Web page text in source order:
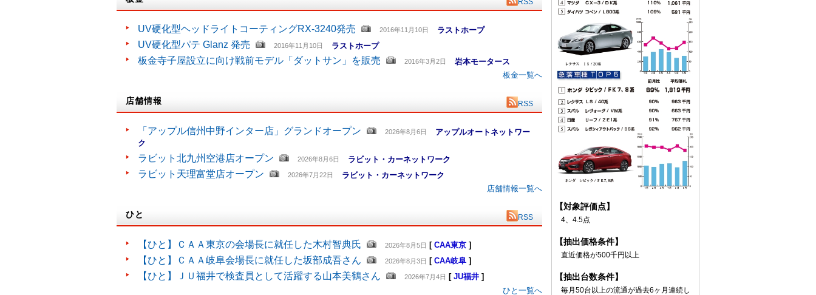
RSS
UV硬化型ヘッドライトコーティングRX-3240発売 2016年11月10日 ラストホープ
UV硬化型パテ Glanz 発売 2016年11月10日 ラストホープ
板金寺子屋設立に向け戦前モデル「ダットサン」を販売 2016年3月2日
岩本モータース
板金一覧へ
店舗情報 RSS
「アップル信州中野インター店」グランドオープン 2026年8月6日 アップルオートネットワー
ク
ラビット北九州空港店オープン
2026年8月6日 ラビット・カーネットワーク
ラビット天理富堂店オープン 2026年7月22日
ラビット・カーネットワーク
店舗情報一覧へ
ひと RSS
【ひと】ＣＡＡ東京の会場長に就任した木村智典氏 2026年8月5日 [ CAA東京 ]
【ひと】ＣＡＡ岐阜会場長に就任した坂部成吾さん 2026年8月3日 [ CAA岐阜 ]
【ひと】ＪＵ福井で検査員として活躍する山本美鶴さん 2026年7月4日 [ JU福井 ]
ひと一覧へ
【対象評価点】
4、4.5点
【抽出価格条件】
直近価格が500千円以上
【抽出台数条件】
毎月50台以上の流通が過去6ヶ月連続し